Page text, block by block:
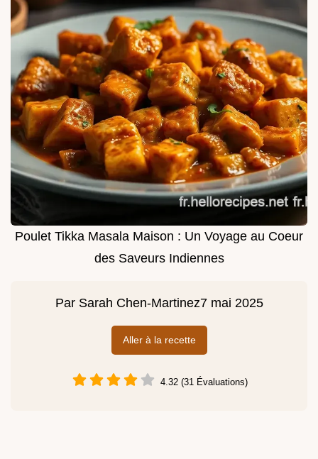
Poulet Tikka Masala Maison : Un Voyage au Coeur
des Saveurs Indiennes
Par Sarah Chen-Martinez7 mai 2025
Aller à la recette
4.32 (31 Évaluations)